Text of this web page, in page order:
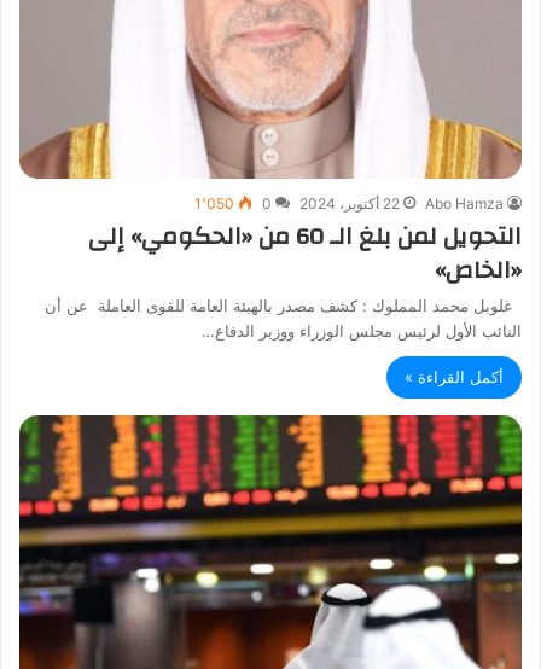
Abo Hamza 22 أكتوبر، 2024 0 1٬050
التحويل لمن بلغ الـ 60 من «الحكومي» إلى
«الخاص»
غلوبل محمد المملوك : كشف مصدر بالهيئة العامة للقوى العاملة عن أن
النائب الأول لرئيس مجلس الوزراء ووزير الدفاع…
أكمل القراءة »